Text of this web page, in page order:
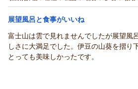
一つだけ残念だったのは、離れにあった
のに駐車するかな？こちらは一人仕事終
るのにその車のせいで不愉快な思いをし
ても、重ね停めしてくださいと？？？チ
バー聞いてるから誰がとめたかわかって
湯浴み◆
和室 朝のみ
宿泊価格帯： 19,001～20,000円(大人一人あた
展望風呂と食事がいいね
富士山は雲で見れませんでしたが展望風
しさに大満足でした。伊豆の山葵を摺り
とっても美味しかったです。